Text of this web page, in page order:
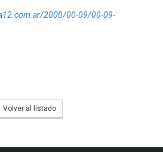
2000/00-09/00-09-
Volver al listado